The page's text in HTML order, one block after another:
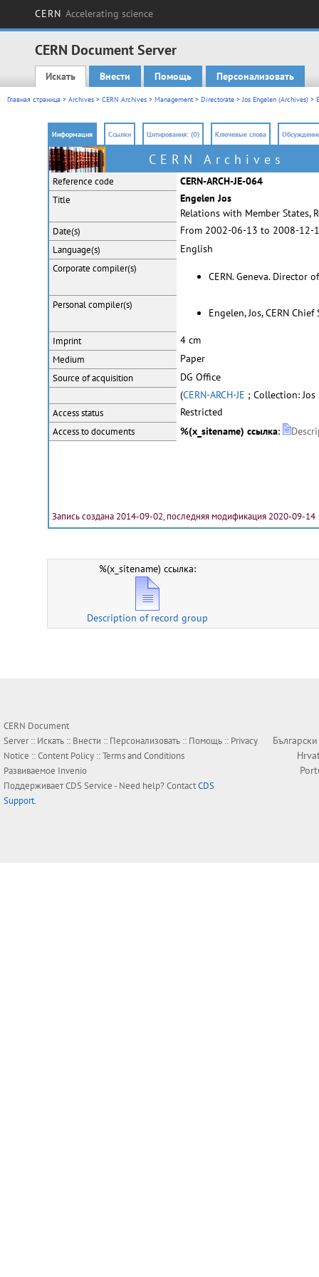
CERN Accelerating science
CERN Document Server
Main menu
Искать Внести Помощь Персонализовать
Главная страница > Archives > CERN Archives > Management> Directorate >Jos Engelen (Archives) >
Информация Ссылки Цитирования: (0) Ключевые слова
CERN Archives
Reference code CERN-ARCH-JE-064
Title
Engelen Jos
Relations with Member States,
Date(s) From 2002-06-13 to 2008-12-
Language(s) English
Corporate compiler(s)
CERN. Geneva. Director
Personalcompiler(s)
Engelen, Jos, CERN
Imprint 4 cm
Medium Paper
Source of acquisition
DG Office
(CERN-ARCH-JE ; Collection:
Access status Restricted
Access to documents %(x_sitename) ссылка:
Запись создана 2014-09-02, последняя модификация 2020-09-14
%(x_sitename) ссылка:
Description of record group
CERN Document
Server :: Искать :: Внести :: Персонализовать :: Помощь :: Privacy
Notice ::Content Policy ::Terms and Conditions
Развиваемое Invenio
ПоддерживаетCDS Service- Need help? ContactCDS
Support.
Български